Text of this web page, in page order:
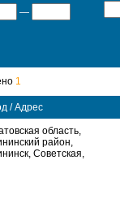
—
1
/ Адрес
область,
район,
Советская,